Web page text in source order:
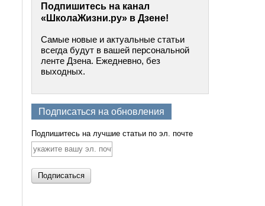
Подпишитесь на канал
«ШколаЖизни.ру» в Дзене!
Самые новые и актуальные статьи
всегда будут в вашей персональной
ленте Дзена. Ежедневно, без
выходных.
Подписаться на обновления
Подпишитесь на лучшие статьи по эл. почте